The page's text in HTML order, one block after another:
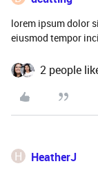
lorem ipsum dolor
eiusmod tempor
2 people
H HeatherJ